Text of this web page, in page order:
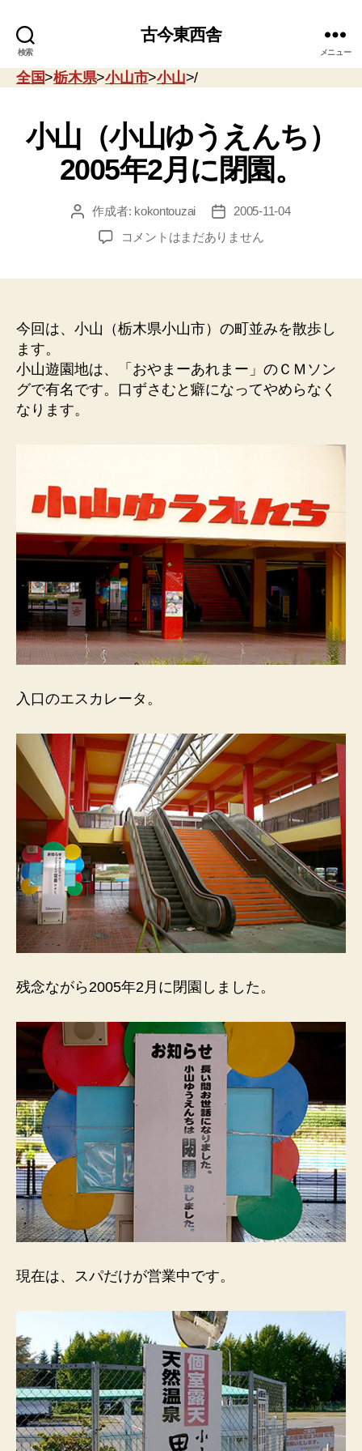
検索
古今東西舎
メニュー
全国>栃木県>小山市>小山>/
小山（小山ゆうえんち）
2005年2月に閉園。
投
作成者: kokontouzai
投
稿
日
2005-11-04
小
う
ん
ち）
2005
園。
へ
の
コメントはまだありません
今回は、小山（栃木県小山市）の町並みを散歩し
ます。
小山遊園地は、「おやまーあれまー」のＣＭソン
グで有名です。口ずさむと癖になってやめらなく
なります。
入口のエスカレータ。
残念ながら2005年2月に閉園しました。
現在は、スパだけが営業中です。